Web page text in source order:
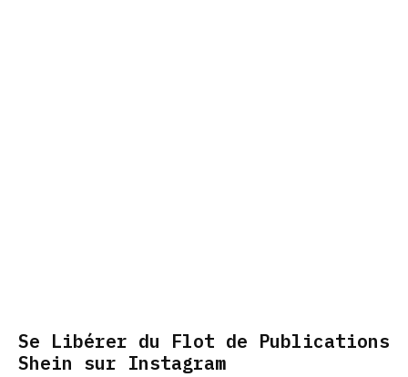
Se Libérer du Flot de Publications
Shein sur Instagram